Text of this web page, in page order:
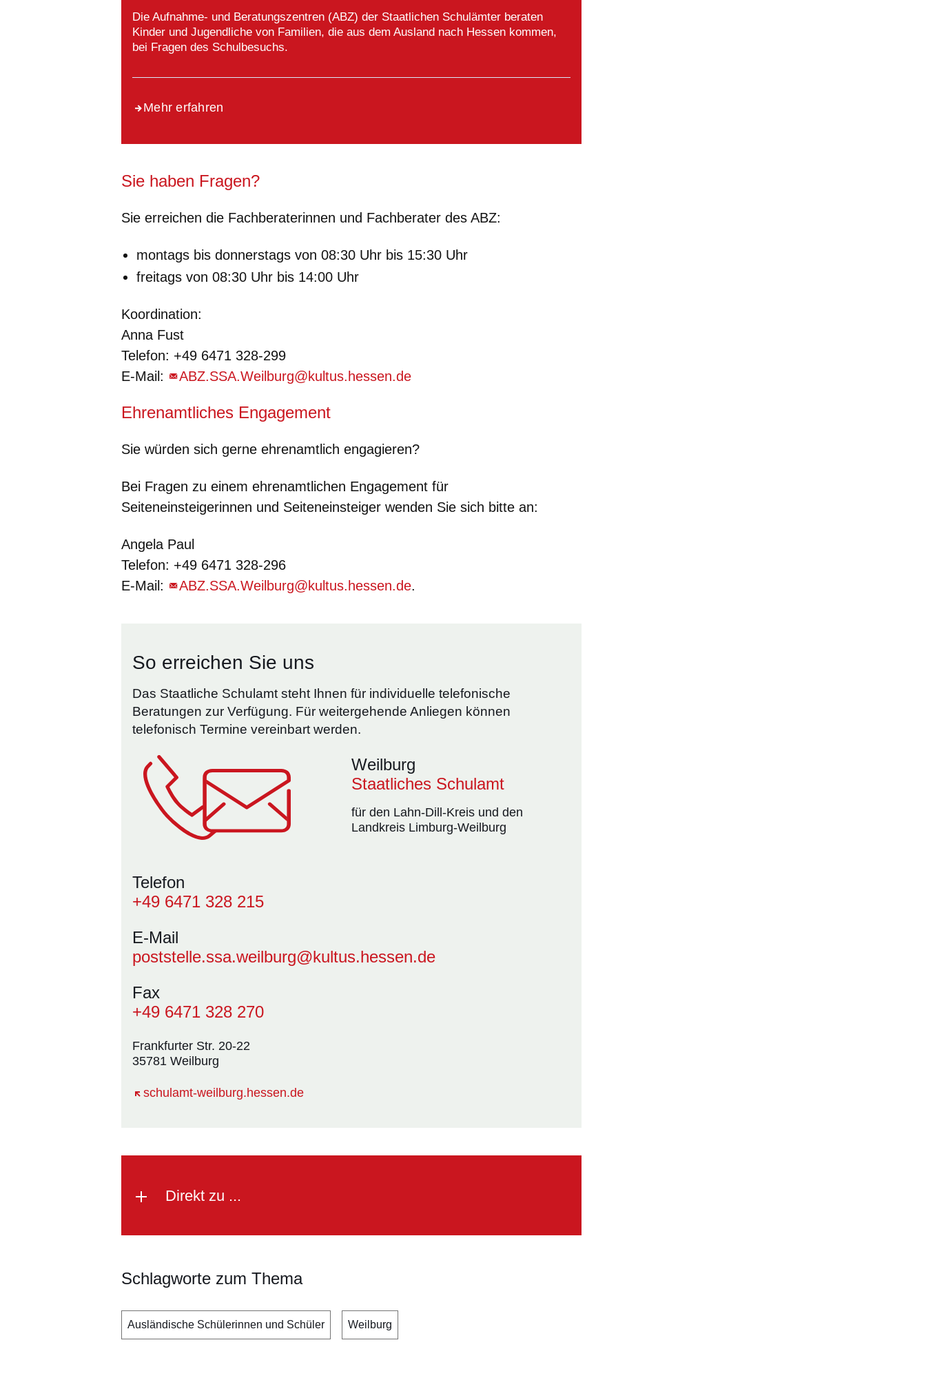
Die Aufnahme- und Beratungszentren (ABZ) der Staatlichen Schulämter beraten
Kinder und Jugendliche von Familien, die aus dem Ausland nach Hessen kommen,
bei Fragen des Schulbesuchs.
Mehr erfahren
Sie haben Fragen?
Sie erreichen die Fachberaterinnen und Fachberater des ABZ:
montags bis donnerstags von 08:30 Uhr bis 15:30 Uhr
freitags von 08:30 Uhr bis 14:00 Uhr
Koordination:
Anna Fust
Telefon: +49 6471 328-299
E-Mail:
ABZ.SSA.Weilburg@kultus.hessen.de
Ehrenamtliches Engagement
Sie würden sich gerne ehrenamtlich engagieren?
Bei Fragen zu einem ehrenamtlichen Engagement für
Seiteneinsteigerinnen und Seiteneinsteiger wenden Sie sich bitte an:
Angela Paul
Telefon: +49 6471 328-296
E-Mail:
ABZ.SSA.Weilburg@kultus.hessen.de.
So erreichen Sie uns
Das Staatliche Schulamt steht Ihnen für individuelle telefonische
Beratungen zur Verfügung. Für weitergehende Anliegen können
telefonisch Termine vereinbart werden.
Weilburg
Staatliches Schulamt
für den Lahn-Dill-Kreis und den
Landkreis Limburg-Weilburg
Telefon
+49 6471 328 215
E-Mail
poststelle.ssa.weilburg@kultus.hessen.de
Fax
+49 6471 328 270
Frankfurter Str. 20-22
35781 Weilburg
schulamt-weilburg.hessen.de
Öffnet sich in einem neuen Fenster
Direkt zu ...
Schlagworte zum Thema
Ausländische Schülerinnen und Schüler Weilburg